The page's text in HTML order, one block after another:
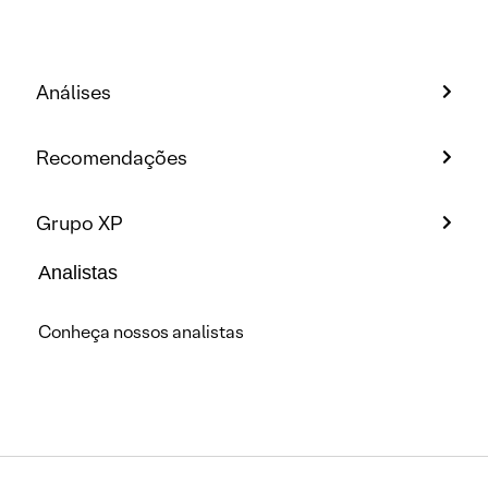
Análises
Recomendações
Grupo XP
Analistas
Conheça nossos analistas